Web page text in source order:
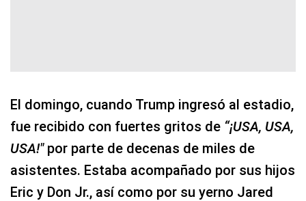
El domingo, cuando Trump ingresó al estadio,
fue recibido con fuertes gritos de “¡USA, USA,
USA!"por parte de decenas de miles de
asistentes. Estaba acompañado por sus hijos
Eric y Don Jr., así como por su yerno Jared